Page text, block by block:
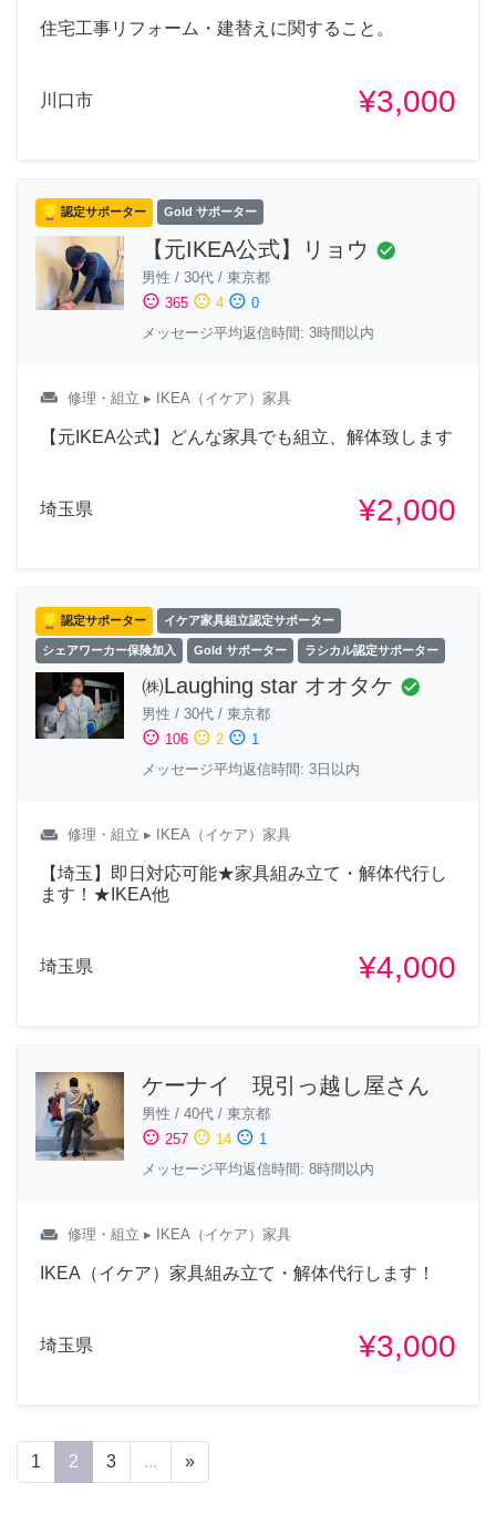
住宅工事リフォーム・建替えに関すること。
川口市 ¥3,000
認定サポーター Gold サポーター
【元IKEA公式】リョウ check_circle
男性 / 30代 / 東京都
sentiment_satisfied 365 sentiment_neutral 4 sentiment_dissatisfied 0
メッセージ平均返信時間: 3時間以内
weekend 修理・組立 ▸ IKEA（イケア）家具
【元IKEA公式】どんな家具でも組立、解体致します
埼玉県 ¥2,000
認定サポーター イケア家具組立認定サポーター
シェアワーカー保険加入 Gold サポーター ラシカル認定サポーター
㈱Laughing star オオタケ check_circle
男性 / 30代 / 東京都
sentiment_satisfied 106 sentiment_neutral 2 sentiment_dissatisfied 1
メッセージ平均返信時間: 3日以内
weekend 修理・組立 ▸ IKEA（イケア）家具
【埼玉】即日対応可能★家具組み立て・解体代行し
ます！★IKEA他
埼玉県 ¥4,000
ケーナイ 現引っ越し屋さん
男性 / 40代 / 東京都
sentiment_satisfied 257 sentiment_neutral 14 sentiment_dissatisfied 1
メッセージ平均返信時間: 8時間以内
weekend 修理・組立 ▸ IKEA（イケア）家具
IKEA（イケア）家具組み立て・解体代行します！
埼玉県 ¥3,000
1 2 3 ... »